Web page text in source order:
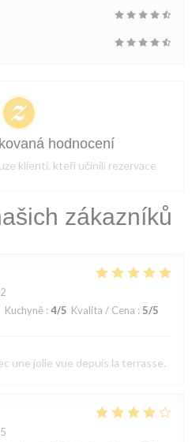
zákazníků
Kuchyně : 4/5 Kvalita / Cena : 5/5
une jolie vue depuis la terrasse.
hodnocení
klienti, kteří učinili rezervace